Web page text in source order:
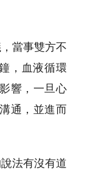
當事雙方不
，血液循環
響，一旦心
通，並進而
法有沒有道